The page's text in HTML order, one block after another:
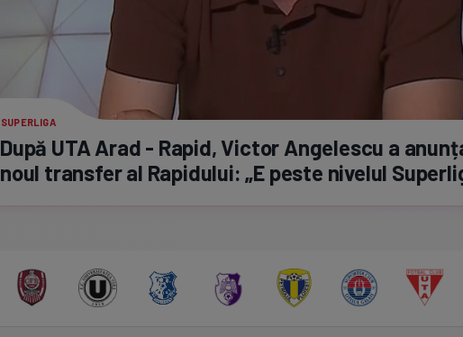
SUPERLIGA
După UTA Arad - Rapid, Victor Angelescu a
noul transfer al Rapidului: „E peste nivelul